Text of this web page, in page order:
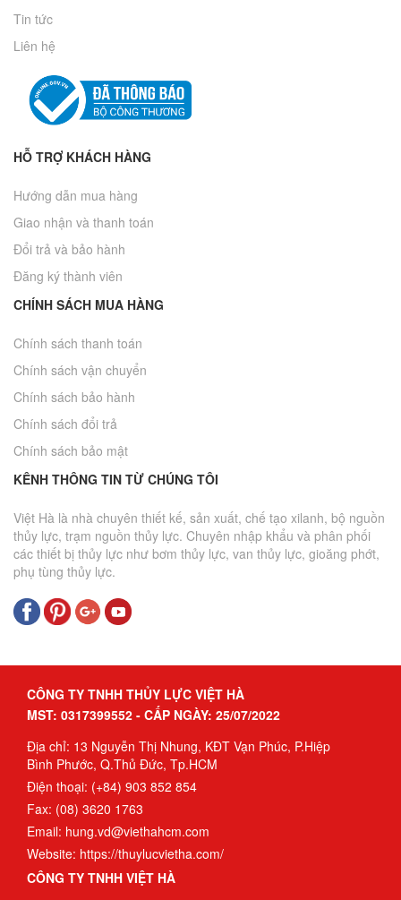
Tin tức
Liên hệ
HỖ TRỢ KHÁCH HÀNG
Hướng dẫn mua hàng
Giao nhận và thanh toán
Đổi trả và bảo hành
Đăng ký thành viên
CHÍNH SÁCH MUA HÀNG
Chính sách thanh toán
Chính sách vận chuyển
Chính sách bảo hành
Chính sách đổi trả
Chính sách bảo mật
KÊNH THÔNG TIN TỪ CHÚNG TÔI
Việt Hà là nhà chuyên thiết kế, sản xuất, chế tạo xilanh, bộ nguồn
thủy lực, trạm nguồn thủy lực. Chuyên nhập khẩu và phân phối
các thiết bị thủy lực như bơm thủy lực, van thủy lực, gioăng phớt,
phụ tùng thủy lực.
CÔNG TY TNHH THỦY LỰC VIỆT HÀ
MST: 0317399552 - CẤP NGÀY: 25/07/2022
Địa chỉ: 13 Nguyễn Thị Nhung, KĐT Vạn Phúc, P.Hiệp
Bình Phước, Q.Thủ Đức, Tp.HCM
Điện thoại: (+84) 903 852 854
Fax: (08) 3620 1763
Email: hung.vd@viethahcm.com
Website: https://thuylucvietha.com/
CÔNG TY TNHH VIỆT HÀ